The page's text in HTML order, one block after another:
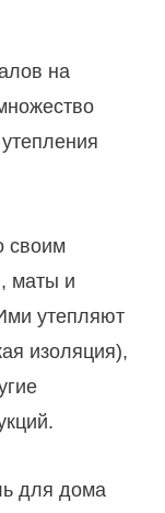
на
своим
маты и
утепляют
изоляция),
для дома